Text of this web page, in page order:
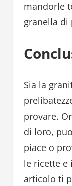
mandorle
granella di
Sia la
provare.
di loro,
piace o
le ricette e
articolo ti